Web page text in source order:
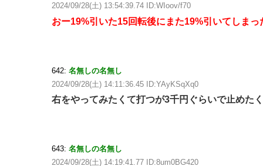
2024/09/28(土) 13:54:39.74 ID:WIoov/f70
おー19%引いた15回転後にまた19%引いてしまっ
642: 名無しの名無し
2024/09/28(土) 14:11:36.45 ID:YAyKSqXq0
右をやってみたくて打つが3千円ぐらいで止めた
643: 名無しの名無し
2024/09/28(土) 14:19:41.77 ID:8um0BG420